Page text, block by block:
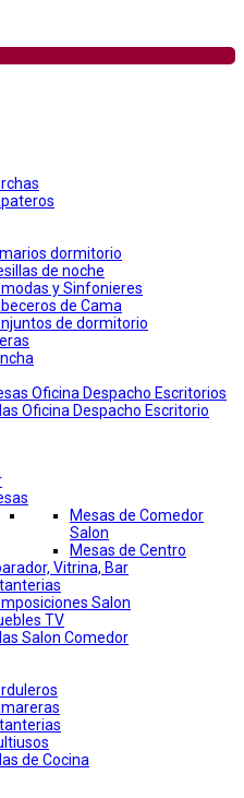
dormitorio
de noche
y Sinfonieres
de Cama
de dormitorio
Oficina Despacho Escritorios
Oficina Despacho Escritorio
Mesas de Comedor
Salon
Mesas de Centro
Vitrina, Bar
Salon
TV
Salon Comedor
de Cocina